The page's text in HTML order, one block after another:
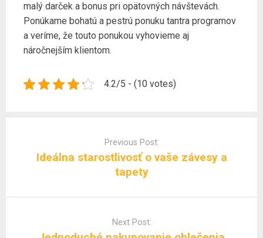
malý darček a bonus pri opätovných návštevách.
Ponúkame bohatú a pestrú ponuku tantra programov
a veríme, že touto ponukou vyhovieme aj
náročnejším klientom.
4.2/5 - (10 votes)
Previous Post:
Ideálna starostlivosť o vaše závesy a
tapety
Next Post: